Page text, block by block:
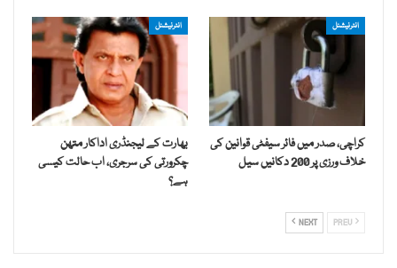
انٹرنیشنل
کراچی، صدر میں فائر سیفٹی قوانین کی
خلاف ورزی پر 200 دکانیں سیل
انٹرنیشنل
بھارت کے لیجنڈری اداکار متھن
چکرورتی کی سرجری، اب حالت کیسی
ہے؟
NEXT